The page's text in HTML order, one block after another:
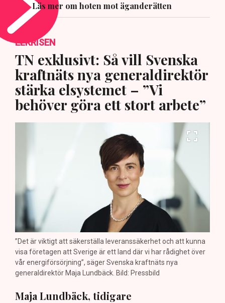
Läs mer om hoten mot äganderätten
ELKRISEN
TN exklusivt: Så vill Svenska
kraftnäts nya generaldirektör
stärka elsystemet – ”Vi
behöver göra ett stort arbete”
”Det är viktigt att säkerställa leveranssäkerhet och att kunna
visa företagen att Sverige är ett land där vi har rådighet över
vår energiförsörjning”, säger Svenska kraftnäts nya
generaldirektör Maja Lundbäck. Bild: Pressbild
Maja Lundbäck, tidigare